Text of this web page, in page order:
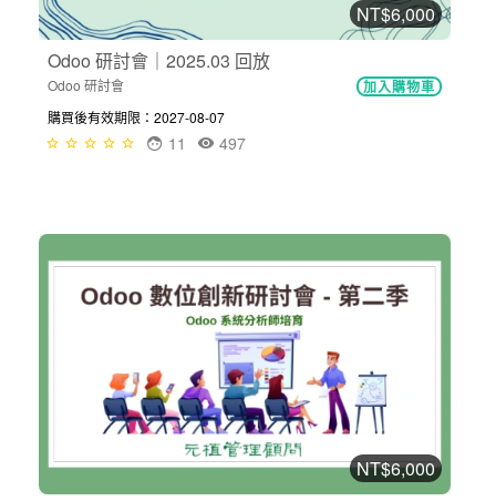
NT$6,000
Odoo 研討會｜2025.03 回放
Odoo 研討會 加入購物車
購買後有效期限：2027-08-07
497
11
NT$6,000